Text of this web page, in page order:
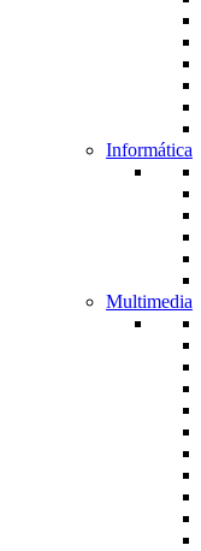
Informática
Multimedia